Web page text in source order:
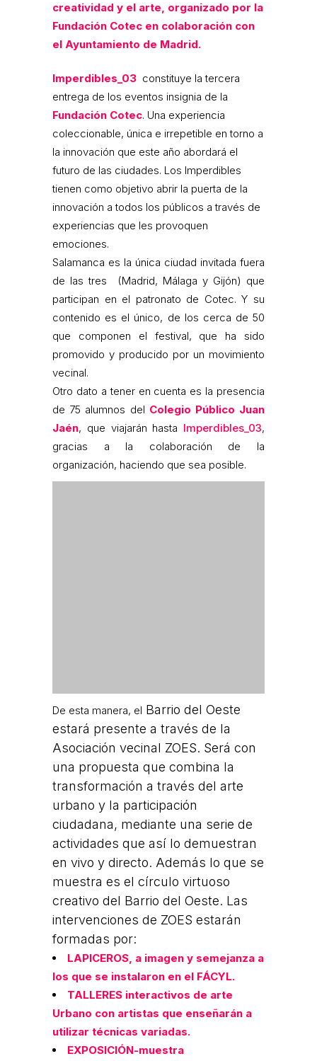
creatividad y el arte, organizado por la
Fundación Cotec en colaboración con
el Ayuntamiento de Madrid.
Imperdibles_03 constituye la tercera
entrega de los eventos insignia de la
Fundación Cotec. Una experiencia
coleccionable, única e irrepetible en torno a
la innovación que este año abordará el
futuro de las ciudades. Los Imperdibles
tienen como objetivo abrir la puerta de la
innovación a todos los públicos a través de
experiencias que les provoquen
emociones.
Salamanca es la única ciudad invitada fuera
de las tres (Madrid, Málaga y Gijón) que
participan en el patronato de Cotec. Y su
contenido es el único, de los cerca de 50
que componen el festival, que ha sido
promovido y producido por un movimiento
vecinal.
Otro dato a tener en cuenta es la presencia
de 75 alumnos del Colegio Público Juan
Jaén, que viajarán hasta Imperdibles_03,
gracias a la colaboración de la
organización, haciendo que sea posible.
De esta manera, el Barrio del Oeste
estará presente a través de la
Asociación vecinal ZOES. Será con
una propuesta que combina la
transformación a través del arte
urbano y la participación
ciudadana, mediante una serie de
actividades que así lo demuestran
en vivo y directo. Además lo que se
muestra es el círculo virtuoso
creativo del Barrio del Oeste. Las
intervenciones de ZOES estarán
formadas por:
LAPICEROS, a imagen y semejanza a
los que se instalaron en el FÁCYL.
TALLERES interactivos de arte
Urbano con artistas que enseñarán a
utilizar técnicas variadas.
EXPOSICIÓN-muestra